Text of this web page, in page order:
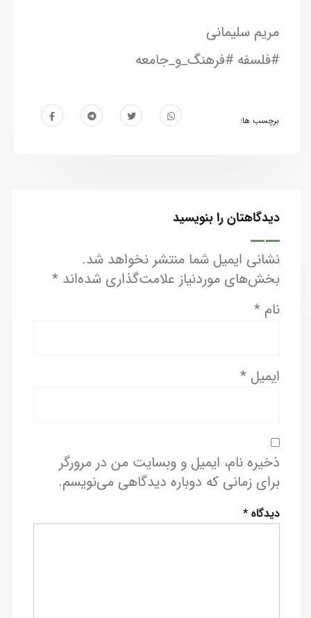
مریم سلیمانی
#فلسفه #فرهنگ_و_جامعه
برچسب ها:
دیدگاهتان را بنویسید
نشانی ایمیل شما منتشر نخواهد شد.
بخش‌های موردنیاز علامت‌گذاری شده‌اند *
نام *
ایمیل *
ذخیره نام، ایمیل و وبسایت من در مرورگر
برای زمانی که دوباره دیدگاهی می‌نویسم.
دیدگاه*